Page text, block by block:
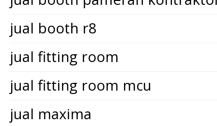
jual booth r8
jual fitting room
jual fitting room mcu
jual maxima